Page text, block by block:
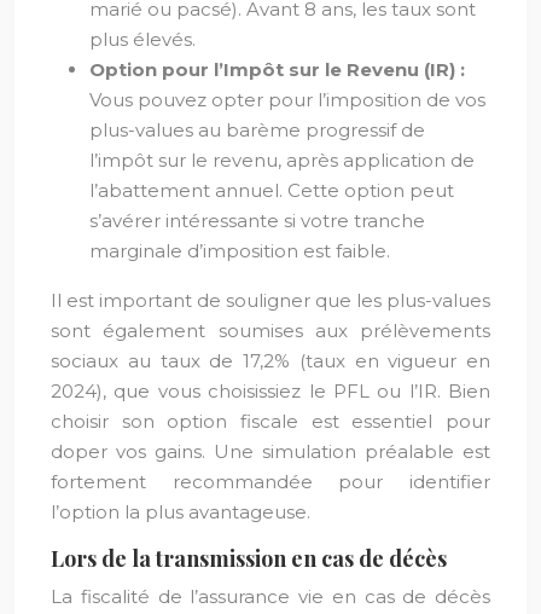
marié ou pacsé). Avant 8 ans, les taux sont
plus élevés.
Option pour l’Impôt sur le Revenu (IR) :
Vous pouvez opter pour l’imposition de vos
plus-values au barème progressif de
l’impôt sur le revenu, après application de
l’abattement annuel. Cette option peut
s’avérer intéressante si votre tranche
marginale d’imposition est faible.
Il est important de souligner que les plus-values
sont également soumises aux prélèvements
sociaux au taux de 17,2% (taux en vigueur en
2024), que vous choisissiez le PFL ou l’IR. Bien
choisir son option fiscale est essentiel pour
doper vos gains. Une simulation préalable est
fortement recommandée pour identifier
l’option la plus avantageuse.
Lors de la transmission en cas de décès
La fiscalité de l’assurance vie en cas de décès